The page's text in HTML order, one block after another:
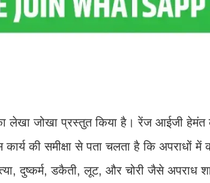
लेखा जोखा प्रस्तुत किया है। रेंज आईजी हेमंत
कार्य की समीक्षा से पता चलता है कि
दुष्कर्म, डकैती, लूट, और चोरी जैसे अपराध